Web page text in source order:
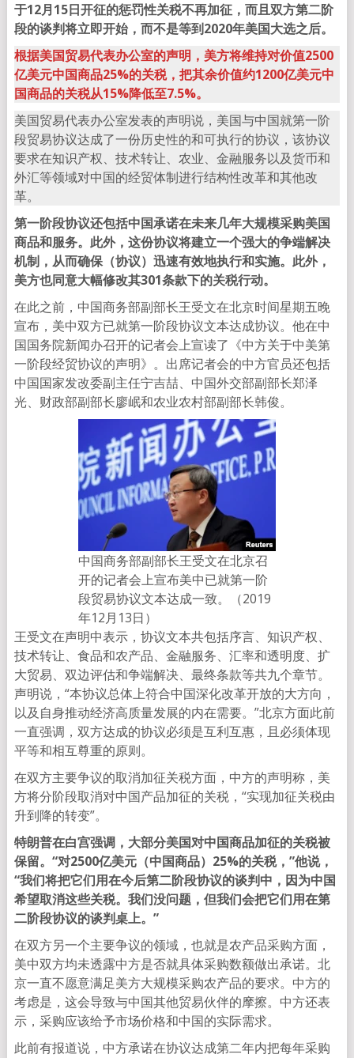
于12月15日开征的惩罚性关税不再加征，而且双方第二阶
段的谈判将立即开始，而不是等到2020年美国大选之后。
根据美国贸易代表办公室的声明，美方将维持对价值2500
亿美元中国商品25%的关税，把其余价值约1200亿美元中
国商品的关税从15%降低至7.5%。
美国贸易代表办公室发表的声明说，美国与中国就第一阶
段贸易协议达成了一份历史性的和可执行的协议，该协议
要求在知识产权、技术转让、农业、金融服务以及货币和
外汇等领域对中国的经贸体制进行结构性改革和其他改
革。
第一阶段协议还包括中国承诺在未来几年大规模采购美国
商品和服务。此外，这份协议将建立一个强大的争端解决
机制，从而确保（协议）迅速有效地执行和实施。此外，
美方也同意大幅修改其301条款下的关税行动。
在此之前，中国商务部副部长王受文在北京时间星期五晚
宣布，美中双方已就第一阶段协议文本达成协议。他在中
国国务院新闻办召开的记者会上宣读了《中方关于中美第
一阶段经贸协议的声明》。出席记者会的中方官员还包括
中国国家发改委副主任宁吉喆、中国外交部副部长郑泽
光、财政部副部长廖岷和农业农村部副部长韩俊。
中国商务部副部长王受文在北京召
开的记者会上宣布美中已就第一阶
段贸易协议文本达成一致。（2019
年12月13日）
王受文在声明中表示，协议文本共包括序言、知识产权、
技术转让、食品和农产品、金融服务、汇率和透明度、扩
大贸易、双边评估和争端解决、最终条款等共九个章节。
声明说，“本协议总体上符合中国深化改革开放的大方向，
以及自身推动经济高质量发展的内在需要。”北京方面此前
一直强调，双方达成的协议必须是互利互惠，且必须体现
平等和相互尊重的原则。
在双方主要争议的取消加征关税方面，中方的声明称，美
方将分阶段取消对中国产品加征的关税，“实现加征关税由
升到降的转变”。
特朗普在白宫强调，大部分美国对中国商品加征的关税被
保留。“对2500亿美元（中国商品）25%的关税，”他说，
“我们将把它们用在今后第二阶段协议的谈判中，因为中国
希望取消这些关税。我们没问题，但我们会把它们用在第
二阶段协议的谈判桌上。”
在双方另一个主要争议的领域，也就是农产品采购方面，
美中双方均未透露中方是否就具体采购数额做出承诺。北
京一直不愿意满足美方大规模采购农产品的要求。中方的
考虑是，这会导致与中国其他贸易伙伴的摩擦。中方还表
示，采购应该给予市场价格和中国的实际需求。
此前有报道说，中方承诺在协议达成第二年内把每年采购